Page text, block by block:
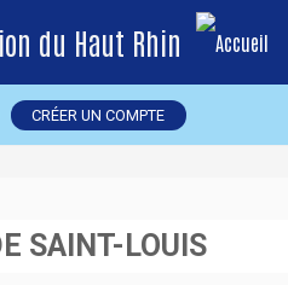
du Haut Rhin
CRÉER UN COMPTE
SAINT-LOUIS